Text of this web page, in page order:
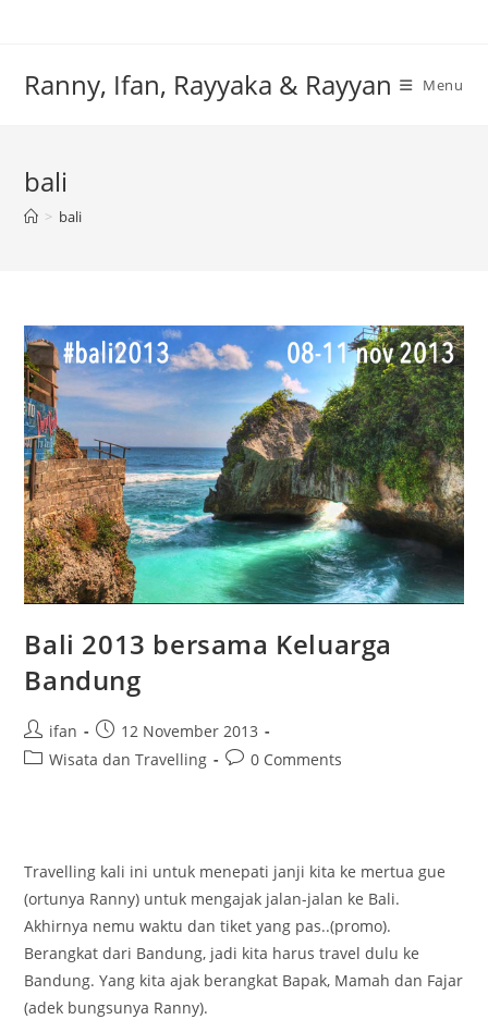
Ranny, Ifan, Rayyaka & Rayyan Menu
bali
> bali
Bali 2013 bersama Keluarga
Bandung
Post
author:
ifan
Post
published:
12 November 2013
PostWisata dan Travelling
Post0 Comments
Travelling kali ini untuk menepati janji kita ke mertua gue
(ortunya Ranny) untuk mengajak jalan-jalan ke Bali.
Akhirnya nemu waktu dan tiket yang pas..(promo).
Berangkat dari Bandung, jadi kita harus travel dulu ke
Bandung. Yang kita ajak berangkat Bapak, Mamah dan Fajar
(adek bungsunya Ranny).